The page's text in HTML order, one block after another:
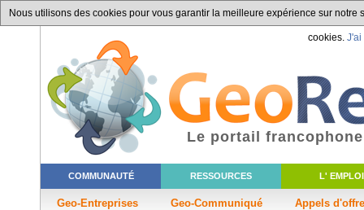
Nous utilisons des cookies pour vous garantir la meilleure expérience sur
cookies. J'ai
COMMUNAUTÉ RESSOURCES L' EMPLOI
Geo-Entreprises Geo-Communiqué Appels
Le portail